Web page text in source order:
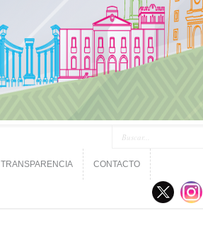
TRANSPARENCIA CONTACTO